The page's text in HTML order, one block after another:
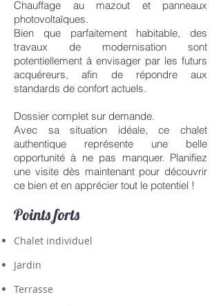
Chauffage au mazout et panneaux
photovoltaïques.
Bien que parfaitement habitable, des
travaux de modernisation sont
potentiellement à envisager par les futurs
acquéreurs, afin de répondre aux
standards de confort actuels.
Dossier complet sur demande.
Avec sa situation idéale, ce chalet
authentique représente une belle
opportunité à ne pas manquer. Planifiez
une visite dès maintenant pour découvrir
ce bien et en apprécier tout le potentiel !
Points forts
Chalet individuel
Jardin
Terrasse